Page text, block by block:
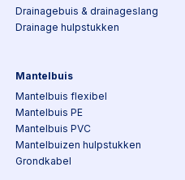
Drainagebuis & drainageslang
Drainage hulpstukken
Mantelbuis
Mantelbuis flexibel
Mantelbuis PE
Mantelbuis PVC
Mantelbuizen hulpstukken
Grondkabel